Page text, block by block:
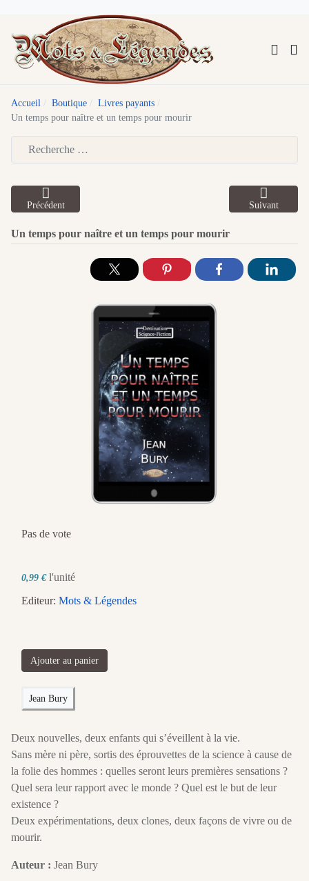
Accueil Boutique
Livres payants
Un temps pour naître et un temps pour mourir
Précédent Suivant
Un temps pour naître et un temps pour mourir
Pas de vote
0,99 € l'unité
Editeur: Mots & Légendes
Ajouter au panier
Jean Bury
Deux nouvelles, deux enfants qui s’éveillent à la vie.
Sans mère ni père, sortis des éprouvettes de la science à cause de
la folie des hommes : quelles seront leurs premières sensations ?
Quel sera leur rapport avec le monde ? Quel est le but de leur
existence ?
Deux expérimentations, deux clones, deux façons de vivre ou de
mourir.
Auteur : Jean Bury